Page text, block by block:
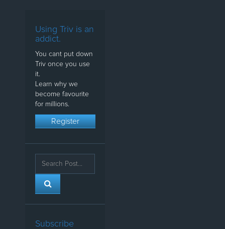
Using Triv is an
addict.
You cant put down
Triv once you use
it.
Learn why we
become favourite
for millions.
Register
Subscribe